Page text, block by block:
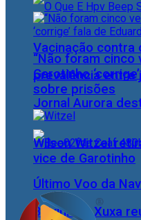
Vacinação contra
prevalência entre
Jornal Aurora
Último Voo da
Baixinhos, Xuxa
“Não foram cinco
Garotinho
sobre prisões
Wilson Witzel
vice de Garotinho